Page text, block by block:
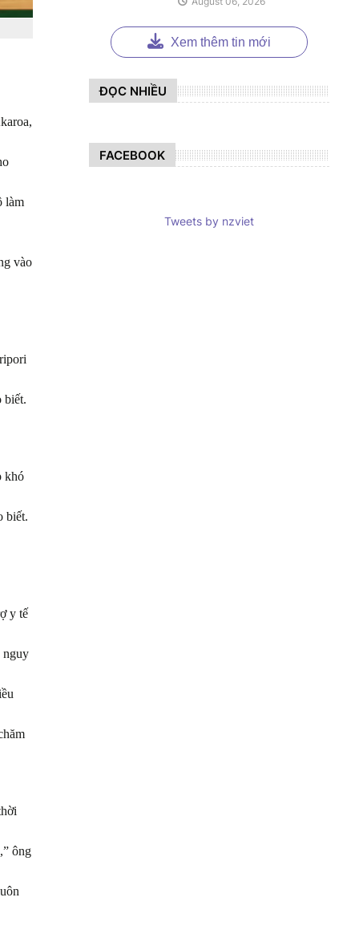
làm
vào
biết.
khó
biết.
y tế
nguy
ông
Xem thêm tin mới
ĐỌC NHIỀU
FACEBOOK
Tweets by nzviet